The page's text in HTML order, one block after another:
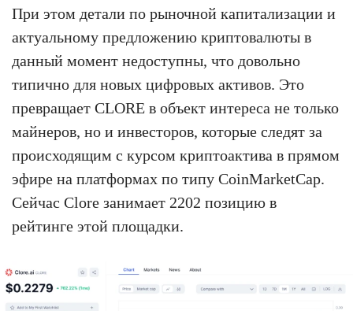
При этом детали по рыночной капитализации и
актуальному предложению криптовалюты в
данный момент недоступны, что довольно
типично для новых цифровых активов. Это
превращает CLORE в объект интереса не только
майнеров, но и инвесторов, которые следят за
происходящим с курсом криптоактива в прямом
эфире на платформах по типу CoinMarketCap.
Сейчас Clore занимает 2202 позицию в
рейтинге этой площадки.